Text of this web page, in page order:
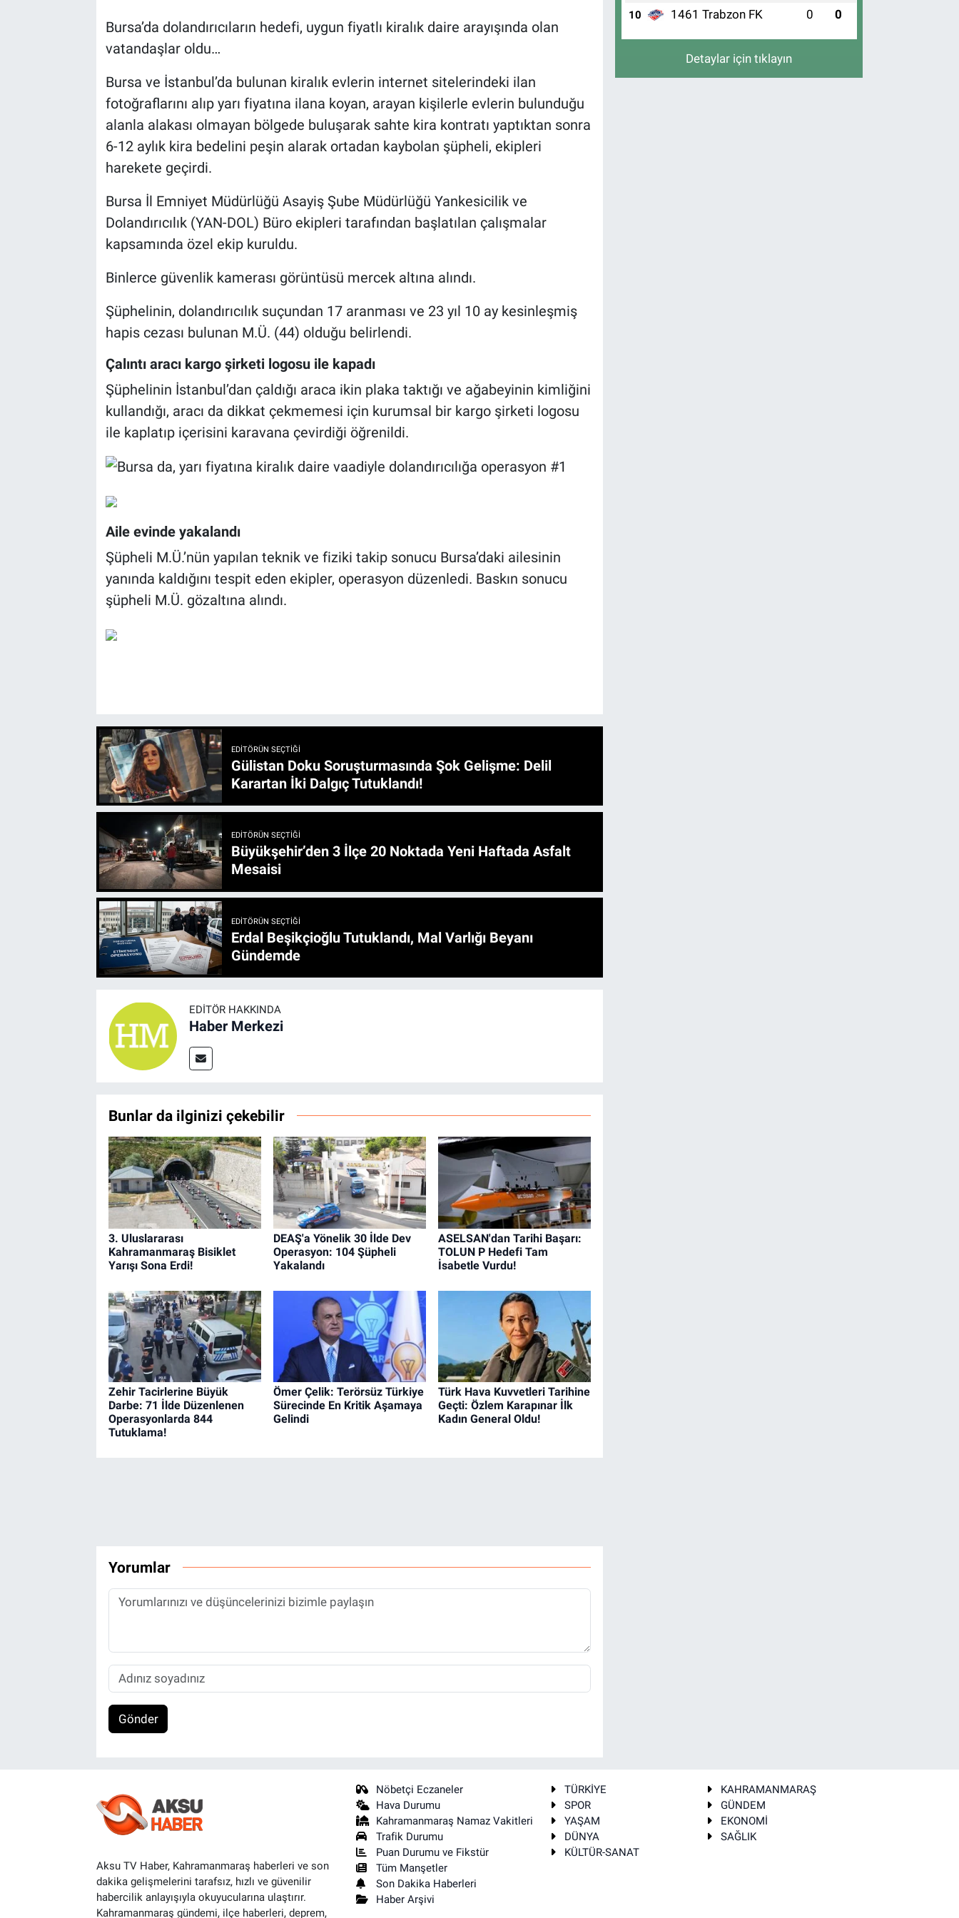
Bursa’da dolandırıcıların hedefi, uygun fiyatlı kiralık daire arayışında olan
vatandaşlar oldu…
Bursa ve İstanbul’da bulunan kiralık evlerin internet sitelerindeki ilan
fotoğraflarını alıp yarı fiyatına ilana koyan, arayan kişilerle evlerin bulunduğu
alanla alakası olmayan bölgede buluşarak sahte kira kontratı yaptıktan sonra
6-12 aylık kira bedelini peşin alarak ortadan kaybolan şüpheli, ekipleri
harekete geçirdi.
Bursa İl Emniyet Müdürlüğü Asayiş Şube Müdürlüğü Yankesicilik ve
Dolandırıcılık (YAN-DOL) Büro ekipleri tarafından başlatılan çalışmalar
kapsamında özel ekip kuruldu.
Binlerce güvenlik kamerası görüntüsü mercek altına alındı.
Şüphelinin, dolandırıcılık suçundan 17 aranması ve 23 yıl 10 ay kesinleşmiş
hapis cezası bulunan M.Ü. (44) olduğu belirlendi.
Çalıntı aracı kargo şirketi logosu ile kapadı
Şüphelinin İstanbul’dan çaldığı araca ikin plaka taktığı ve ağabeyinin kimliğini
kullandığı, aracı da dikkat çekmemesi için kurumsal bir kargo şirketi logosu
ile kaplatıp içerisini karavana çevirdiği öğrenildi.
Aile evinde yakalandı
Şüpheli M.Ü.’nün yapılan teknik ve fiziki takip sonucu Bursa’daki ailesinin
yanında kaldığını tespit eden ekipler, operasyon düzenledi. Baskın sonucu
şüpheli M.Ü. gözaltına alındı.
EDITÖRÜN SEÇTIĞI
Gülistan Doku Soruşturmasında Şok Gelişme: Delil
Karartan İki Dalgıç Tutuklandı!
EDITÖRÜN SEÇTIĞI
Büyükşehir’den 3 İlçe 20 Noktada Yeni Haftada Asfalt
Mesaisi
EDITÖRÜN SEÇTIĞI
Erdal Beşikçioğlu Tutuklandı, Mal Varlığı Beyanı
Gündemde
EDITÖR HAKKINDA
Haber Merkezi
Bunlar da ilginizi çekebilir
3. Uluslararası
Kahramanmaraş Bisiklet
Yarışı Sona Erdi!
DEAŞ'a Yönelik 30 İlde Dev
Operasyon: 104 Şüpheli
Yakalandı
ASELSAN'dan Tarihi Başarı:
TOLUN P Hedefi Tam
İsabetle Vurdu!
Zehir Tacirlerine Büyük
Darbe: 71 İlde Düzenlenen
Operasyonlarda 844
Tutuklama!
Ömer Çelik: Terörsüz Türkiye
Sürecinde En Kritik Aşamaya
Gelindi
Türk Hava Kuvvetleri Tarihine
Geçti: Özlem Karapınar İlk
Kadın General Oldu!
Yorumlar
Gönder
10 1461 Trabzon FK 0 0
Detaylar için tıklayın
Aksu TV Haber, Kahramanmaraş haberleri ve son
dakika gelişmelerini tarafsız, hızlı ve güvenilir
habercilik anlayışıyla okuyucularına ulaştırır.
Kahramanmaraş gündemi, ilçe haberleri, deprem,
Nöbetçi Eczaneler
Hava Durumu
Kahramanmaraş Namaz Vakitleri
Trafik Durumu
Puan Durumu ve Fikstür
Tüm Manşetler
Son Dakika Haberleri
Haber Arşivi
TÜRKİYE
KAHRAMANMARAŞ
SPOR
GÜNDEM
YAŞAM
EKONOMİ
DÜNYA
SAĞLIK
KÜLTÜR-SANAT